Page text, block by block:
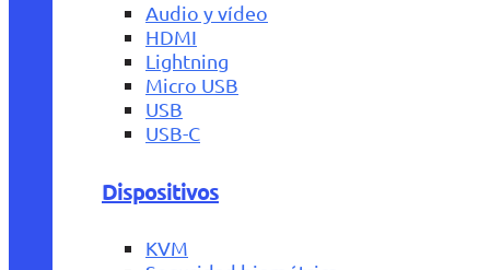
Audio y vídeo
HDMI
Lightning
Micro USB
USB
USB-C
Dispositivos
KVM